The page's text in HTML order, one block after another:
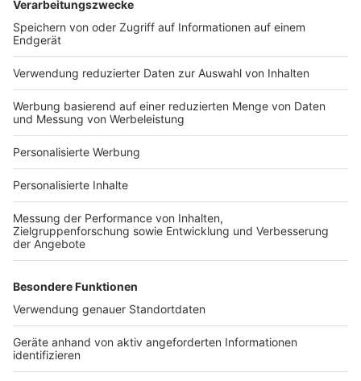
Bauprojekt-Quiz
Häuser-Suche
Hausanbieter-Suche
Bauprojekt-Profil
Für Unternehmen
Ihre Baufirma auf bauen.de
Kostenloses Infogespräch